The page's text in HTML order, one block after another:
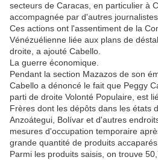
secteurs de Caracas, en particulier à
accompagnée par d'autres
Ces actions ont l'assentiment de la
Vénézuélienne liée aux plans de
droite, a ajouté Cabello.
La guerre économique.
Pendant la section Mazazos de son
Cabello a dénoncé le fait que Peggy
parti de droite Volonté Populaire, est
Frères dont les dépôts dans les états
Anzoátegui, Bolívar et d'autres
mesures d'occupation temporaire
grande quantité de produits accaparés.
Parmi les produits saisis, on trouve